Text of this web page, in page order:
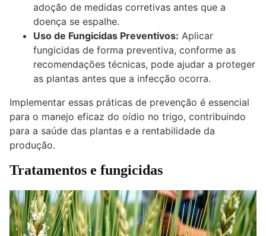
adoção de medidas corretivas antes que a
doença se espalhe.
Uso de Fungicidas Preventivos: Aplicar
fungicidas de forma preventiva, conforme as
recomendações técnicas, pode ajudar a proteger
as plantas antes que a infecção ocorra.
Implementar essas práticas de prevenção é essencial
para o manejo eficaz do oídio no trigo, contribuindo
para a saúde das plantas e a rentabilidade da
produção.
Tratamentos e fungicidas